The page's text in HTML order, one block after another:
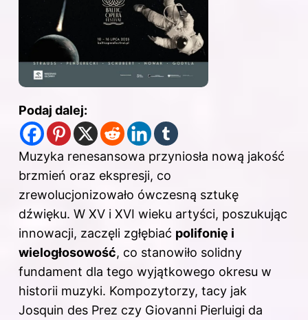
Podaj dalej:
Muzyka renesansowa przyniosła nową jakość
brzmień oraz ekspresji, co
zrewolucjonizowało ówczesną sztukę
dźwięku. W XV i XVI wieku artyści, poszukując
innowacji, zaczęli zgłębiać polifonię i
wielogłosowość, co stanowiło solidny
fundament dla tego wyjątkowego okresu w
historii muzyki. Kompozytorzy, tacy jak
Josquin des Prez czy Giovanni Pierluigi da